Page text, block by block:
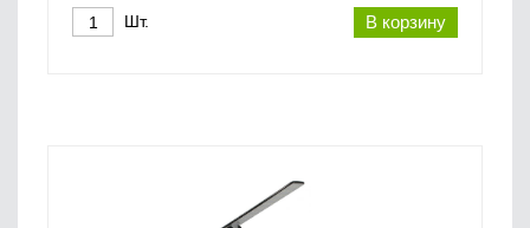
В корзину
Шт.